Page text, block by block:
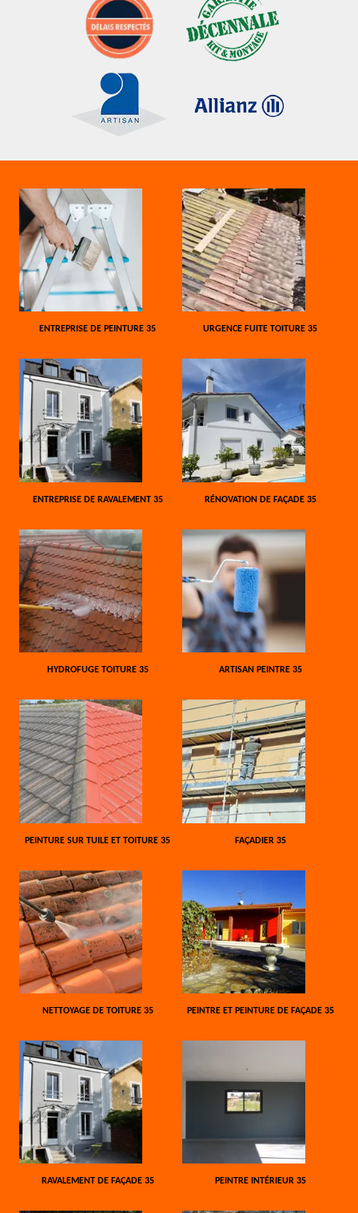
ENTREPRISE DE PEINTURE 35 URGENCE FUITE TOITURE 35
ENTREPRISE DE RAVALEMENT 35 RÉNOVATION DE FAÇADE 35
HYDROFUGE TOITURE 35 ARTISAN PEINTRE 35
PEINTURE SUR TUILE ET TOITURE 35 FAÇADIER 35
NETTOYAGE DE TOITURE 35 PEINTRE ET PEINTURE DE FAÇADE 35
RAVALEMENT DE FAÇADE 35 PEINTRE INTÉRIEUR 35